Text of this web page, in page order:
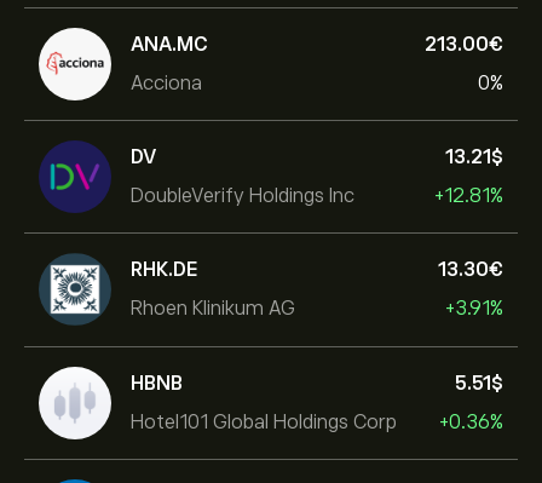
ANA.MC
Acciona
213.00‎€‎
0%
DV
DoubleVerify Holdings Inc
13.21‎$‎
+12.81%
RHK.DE
Rhoen Klinikum AG
13.30‎€‎
+3.91%
HBNB
Hotel101 Global Holdings Corp
5.51‎$‎
+0.36%